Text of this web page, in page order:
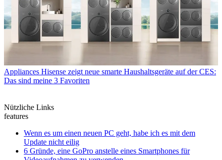
Appliances Hisense zeigt neue smarte Haushaltsgeräte auf der CES:
Das sind meine 3 Favoriten
Nützliche Links
features
Wenn es um einen neuen PC geht, habe ich es mit dem
Update nicht eilig
6 Gründe, eine GoPro anstelle eines Smartphones für